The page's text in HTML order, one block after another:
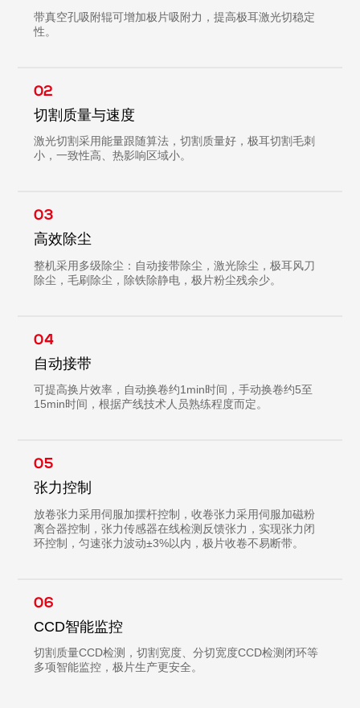
带真空孔吸附辊可增加极片吸附力，提高极耳激光切稳定
性。
02
切割质量与速度
激光切割采用能量跟随算法，切割质量好，极耳切割毛刺
小，一致性高、热影响区域小。
03
高效除尘
整机采用多级除尘：自动接带除尘，激光除尘，极耳风刀
除尘，毛刷除尘，除铁除静电，极片粉尘残余少。
04
自动接带
可提高换片效率，自动换卷约1min时间，手动换卷约5至
15min时间，根据产线技术人员熟练程度而定。
05
张力控制
放卷张力采用伺服加摆杆控制，收卷张力采用伺服加磁粉
离合器控制，张力传感器在线检测反馈张力，实现张力闭
环控制，匀速张力波动±3%以内，极片收卷不易断带。
06
CCD智能监控
切割质量CCD检测，切割宽度、分切宽度CCD检测闭环等
多项智能监控，极片生产更安全。